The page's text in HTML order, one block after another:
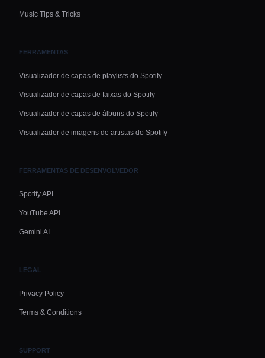
Music Tips & Tricks
FERRAMENTAS
Visualizador de capas de playlists do Spotify
Visualizador de capas de faixas do Spotify
Visualizador de capas de álbuns do Spotify
Visualizador de imagens de artistas do Spotify
FERRAMENTAS DE DESENVOLVEDOR
Spotify API
YouTube API
Gemini AI
LEGAL
Privacy Policy
Terms & Conditions
SUPPORT